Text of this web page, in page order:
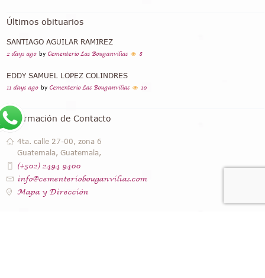
Últimos obituarios
SANTIAGO AGUILAR RAMIREZ
2 days ago by Cementerio Las Bouganvilias 8
EDDY SAMUEL LOPEZ COLINDRES
11 days ago by Cementerio Las Bouganvilias 10
Información de Contacto
4ta. calle 27-00, zona 6
Guatemala, Guatemala,
(+502) 2494 9400
info@cementeriobouganvilias.com
Mapa y Dirección